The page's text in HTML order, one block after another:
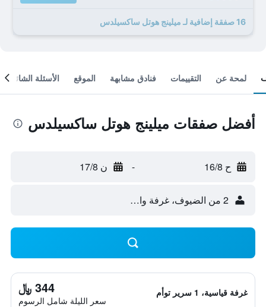
16 صفقة إضافية لـ ميلينج هوتل ساكسيلدس
لمحة عن التقييمات فنادق مشابهة الموقع الأسئلة الشائعة
أفضل صفقات ميلينج هوتل ساكسيلدس
ح 16/8 - ن 17/8
2 من الضيوف، غرفة واحدة
غرفة قياسية، 1 سرير توأم 344 ﷼
سعر الليلة شامل الرسوم